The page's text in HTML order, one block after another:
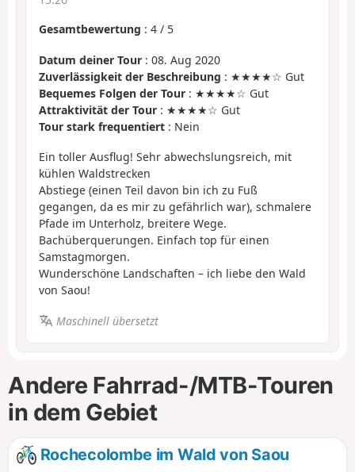
Gesamtbewertung : 4 / 5
Datum deiner Tour : 08. Aug 2020
Zuverlässigkeit der Beschreibung : ★★★★☆ Gut
Bequemes Folgen der Tour : ★★★★☆ Gut
Attraktivität der Tour : ★★★★☆ Gut
Tour stark frequentiert : Nein
Ein toller Ausflug! Sehr abwechslungsreich, mit
kühlen Waldstrecken
Abstiege (einen Teil davon bin ich zu Fuß
gegangen, da es mir zu gefährlich war), schmalere
Pfade im Unterholz, breitere Wege.
Bachüberquerungen. Einfach top für einen
Samstagmorgen.
Wunderschöne Landschaften – ich liebe den Wald
von Saou!
Maschinell übersetzt
Andere Fahrrad-/MTB-Touren
in dem Gebiet
Rochecolombe im Wald von Saou